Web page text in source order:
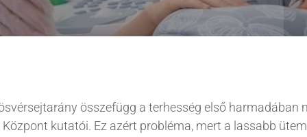
3D,4D Babamozi
összefügg a terhesség első harmadában
kutatói. Ez azért probléma, mert a lassabb